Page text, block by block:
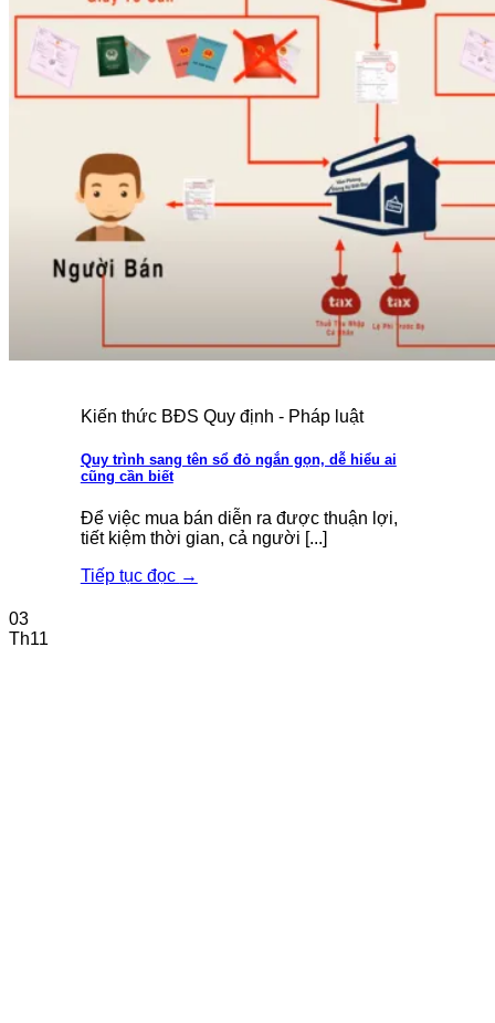
Kiến thức BĐS Quy định - Pháp luật
Quy trình sang tên sổ đỏ ngắn gọn, dễ hiểu ai
cũng cần biết
Để việc mua bán diễn ra được thuận lợi,
tiết kiệm thời gian, cả người [...]
Tiếp tục đọc →
03
Th11